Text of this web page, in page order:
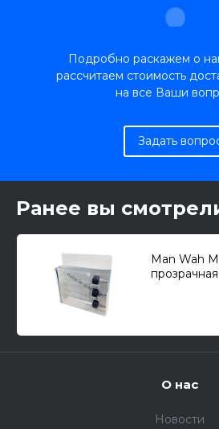
Подробно раскажем о
рассчитаем стоимость
на все Ваши
Задать
Ранее вы
Man Wah
О нас
Новости